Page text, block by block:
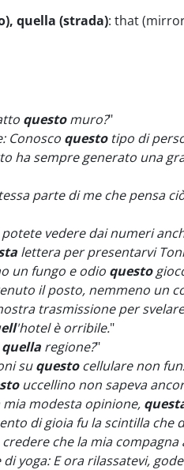
quella (strada): that
questomuro?"
Conosco questotipo di
ha sempre generato una
parte di me che pensa
potete vedere dai numeri
lettera per presentarvi
un fungo e odio questo
il posto, nemmeno un
trasmissione per
'hotel è orribile."
quella regione?"
suquestocellulare non
uccellino non sapeva
mia modesta opinione,
di gioia fu la scintilla che
che la mia
di yoga: E ora rilassatevi,